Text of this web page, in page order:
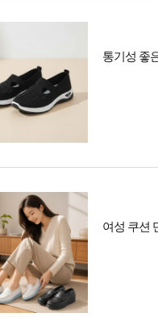
통기성 좋
여성 쿠션